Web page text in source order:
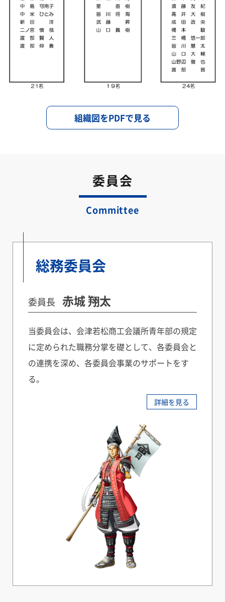
組織図をPDFで見る
委員会
Committee
総務委員会
委員長 赤城 翔太
当委員会は、会津若松商工会議所青年部の規定
に定められた職務分掌を礎として、各委員会と
の連携を深め、各委員会事業のサポートをす
る。
詳細を見る